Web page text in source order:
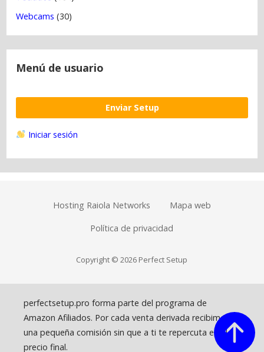
Webcams (30)
Menú de usuario
Enviar Setup
Iniciar sesión
Hosting Raiola Networks Mapa web
Política de privacidad
Copyright © 2026 Perfect Setup
perfectsetup.pro forma parte del programa de
Amazon Afiliados. Por cada venta derivada recibimos
una pequeña comisión sin que a ti te repercuta en el
precio final.